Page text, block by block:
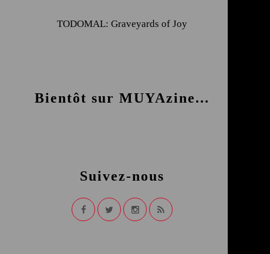
Suivez-nous
TODOMAL: Graveyards of Joy
Bientôt sur MUYAzine...